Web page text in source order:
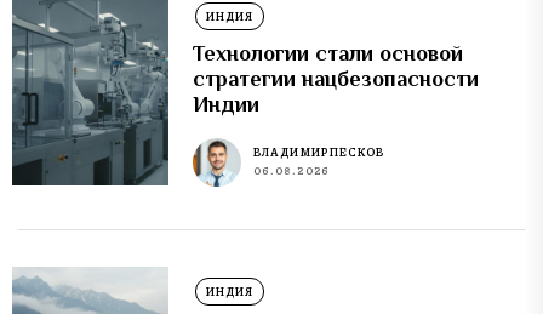
ИНДИЯ
Технологии стали основой
стратегии нацбезопасности
Индии
ВЛАДИМИР ПЕСКОВ
06.08.2026
ИНДИЯ